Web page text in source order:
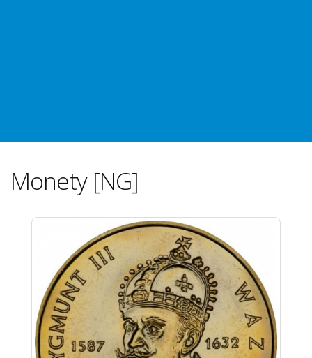
Monety [NG]